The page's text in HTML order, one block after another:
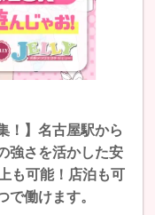
！】名古屋駅から
強さを活かした安
も可能！店泊も可
で働けます。